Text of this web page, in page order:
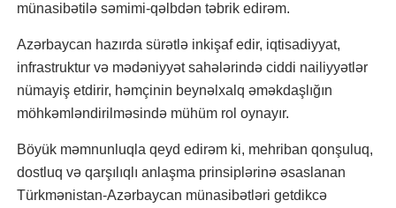
münasibətilə səmimi-qəlbdən təbrik edirəm.
Azərbaycan hazırda sürətlə inkişaf edir, iqtisadiyyat,
infrastruktur və mədəniyyət sahələrində ciddi nailiyyətlər
nümayiş etdirir, həmçinin beynəlxalq əməkdaşlığın
möhkəmləndirilməsində mühüm rol oynayır.
Böyük məmnunluqla qeyd edirəm ki, mehriban qonşuluq,
dostluq və qarşılıqlı anlaşma prinsiplərinə əsaslanan
Türkmənistan-Azərbaycan münasibətləri getdikcə